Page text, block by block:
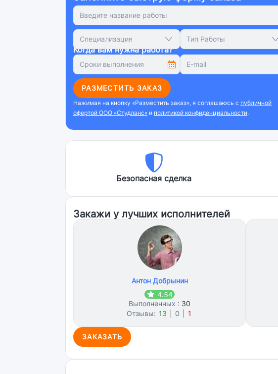
Специализация Тип Работы
Когда вам нужна работа?
РАЗМЕСТИТЬ ЗАКАЗ
Нажимая на кнопку «Разместить заказ», я соглашаюсь с публичной
офертой ООО «Студланс» и политикой конфиденциальности.
Безопасная сделка
Закажи у лучших исполнителей
Антон Добрынин
4.54
Выполненных : 30
Отзывы: 13 0 1
ЗАКАЗАТЬ